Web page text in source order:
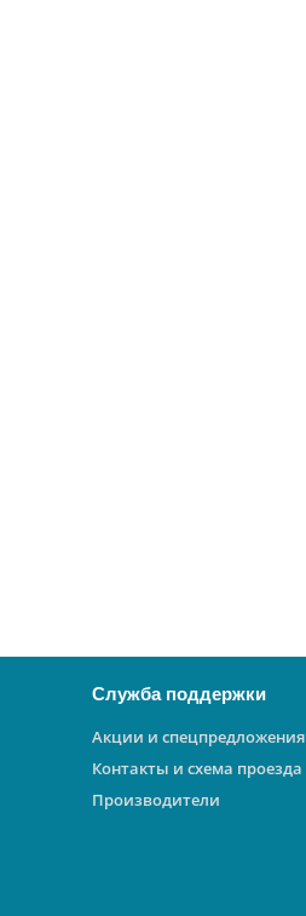
Служба поддержки
Акции и спецпредложения
Контакты и схема проезда
Производители